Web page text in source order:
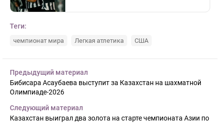
Теги:
чемпионат мира Легкая атлетика США
Предыдущий материал
Бибисара Асаубаева выступит за Казахстан на шахматной
Олимпиаде-2026
Следующий материал
Казахстан выиграл два золота на старте чемпионата Азии по